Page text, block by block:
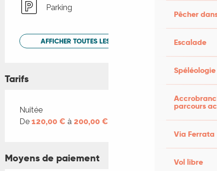
Pêcher
Escalade
Spéléologie
parcours
Via Ferrata
Vol libre
Parking
AFFICHER TOUTES LES PRESTATIONS
Tarifs
Tarifs 2026
Nuitée
De 120,00 € à 200,00 €
Moyens de paiement